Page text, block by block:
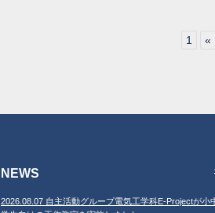
1 «
NEWS
2026.08.07 自主活動グループ電気工学科E-Projectが小